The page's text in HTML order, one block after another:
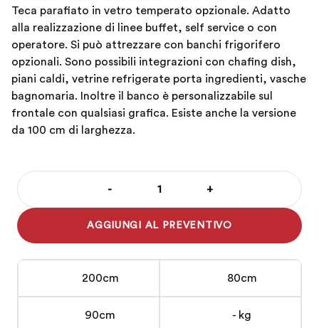
Teca parafiato in vetro temperato opzionale. Adatto
alla realizzazione di linee buffet, self service o con
operatore. Si può attrezzare con banchi frigorifero
opzionali. Sono possibili integrazioni con chafing dish,
piani caldi, vetrine refrigerate porta ingredienti, vasche
bagnomaria. Inoltre il banco è personalizzabile sul
frontale con qualsiasi grafica. Esiste anche la versione
da 100 cm di larghezza.
-
Banco
in
cm
+
AGGIUNGI AL PREVENTIVO
200cm 80cm
90cm - kg